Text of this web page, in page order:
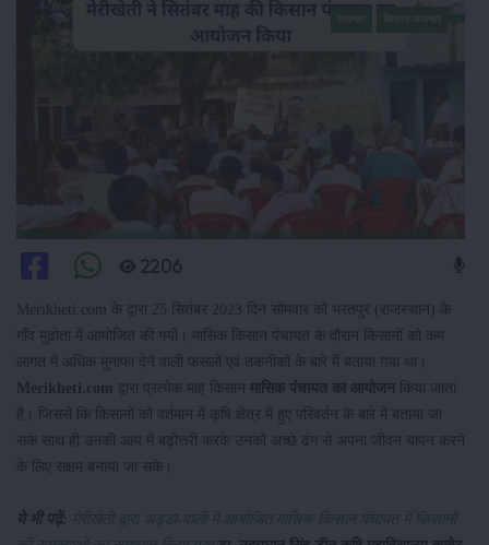
2206
Merikheti.com के द्वारा 25 सितंबर 2023 दिन सोमवार को भरतपुर (राजस्थान) के
गाँव मुढोता में आयोजित की गयी। मासिक किसान पंचायत के दौरान किसानों को कम
लागत में अधिक मुनाफा देने वाली फसलों एवं तकनीकों के बारे में बताया गया था।
Merikheti.com द्वारा प्रत्येक माह किसान मासिक पंचायत का आयोजन किया जाता
है। जिससे कि किसानों को वर्तमान में कृषि क्षेत्र में हुए परिवर्तन के बारे में बताया जा
सके साथ ही उनकी आय में बढ़ोत्तरी करके उनको अच्छे ढंग से अपना जीवन यापन करने
के लिए सक्षम बनाया जा सके।
ये भी पढ़ें: मेरीखेती द्वारा अड्डा-पाली में आयोजित मासिक किसान पंचायत में किसानों